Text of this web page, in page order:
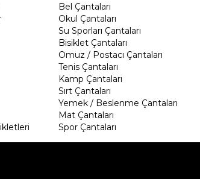
Bel Çantaları
Okul Çantaları
Su Sporları Çantaları
Bisiklet Çantaları
Omuz / Postacı Çantaları
Tenis Çantaları
Kamp Çantaları
Sırt Çantaları
Yemek / Beslenme Çantaları
Mat Çantaları
Spor Çantaları